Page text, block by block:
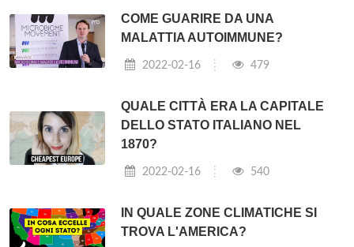
COME GUARIRE DA UNA
MALATTIA AUTOIMMUNE?
2022-02-16 479
QUALE CITTÀ ERA LA CAPITALE
DELLO STATO ITALIANO NEL
1870?
2022-02-16 540
IN QUALE ZONE CLIMATICHE SI
TROVA L'AMERICA?